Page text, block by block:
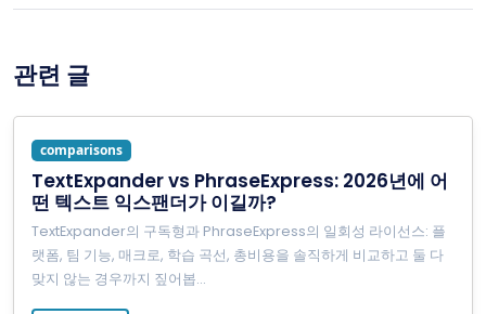
관련 글
comparisons
TextExpander vs PhraseExpress: 2026년에 어
떤 텍스트 익스팬더가 이길까?
TextExpander의 구독형과 PhraseExpress의 일회성 라이선스: 플
랫폼, 팀 기능, 매크로, 학습 곡선, 총비용을 솔직하게 비교하고 둘 다
맞지 않는 경우까지 짚어봅...